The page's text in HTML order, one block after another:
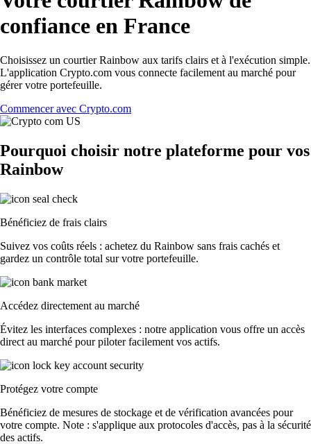
confiance en France
Choisissez un courtier Rainbow aux tarifs clairs et à l'exécution simple.
L'application Crypto.com vous connecte facilement au marché pour
gérer votre portefeuille.
Commencer avec Crypto.com
Pourquoi choisir notre plateforme pour vos
Rainbow
Bénéficiez de frais clairs
Suivez vos coûts réels : achetez du Rainbow sans frais cachés et
gardez un contrôle total sur votre portefeuille.
Accédez directement au marché
Évitez les interfaces complexes : notre application vous offre un accès
direct au marché pour piloter facilement vos actifs.
Protégez votre compte
Bénéficiez de mesures de stockage et de vérification avancées pour
votre compte. Note : s'applique aux protocoles d'accès, pas à la sécurité
des actifs.